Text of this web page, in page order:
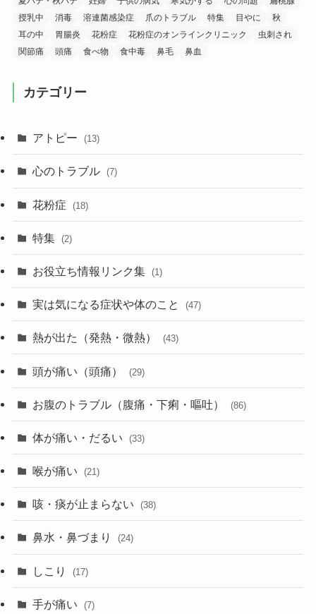
授乳中
消毒 溶連菌感染症 爪のトラブル 特集 目やに
秋
耳の中
胃腸炎 花粉症 花粉症のオンラインクリニック
虫刺され
関節痛
頭痛 食べ物 食中毒 鼻毛 鼻血
カテゴリー
アトピー (13)
心のトラブル (7)
花粉症 (18)
特集 (2)
お役立ち情報リンク集 (1)
実は気になる症状や体のこと (47)
熱が出た（発熱・微熱） (43)
頭が痛い（頭痛） (29)
お腹のトラブル（腹痛・下痢・嘔吐） (86)
体が痛い・だるい (33)
喉が痛い (21)
咳・痰が止まらない (38)
鼻水・鼻づまり (24)
しこり (17)
手が痛い (7)